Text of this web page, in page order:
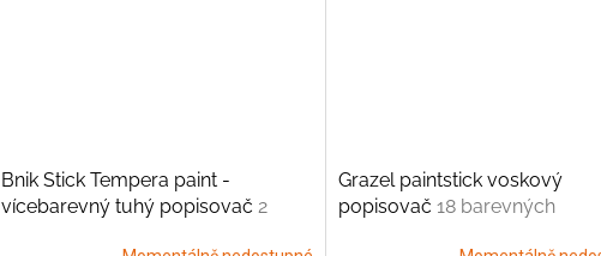
Bnik Stick Tempera paint -
vícebarevný tuhý popisovač 2
Grazel paintstick voskový
popisovač 18 barevných